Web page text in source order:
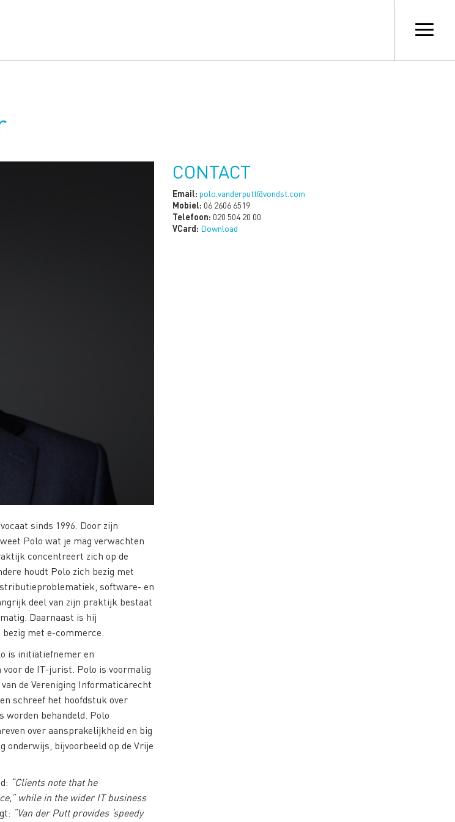
sinds 1996. Door zijn
Polo wat je mag verwachten
concentreert zich op de
houdt Polo zich bezig met
software- en
deel van zijn praktijk bestaat
Daarnaast is hij
met e-commerce.
is initiatiefnemer en
de IT-jurist. Polo is voormalig
de Vereniging Informaticarecht
schreef het hoofdstuk over
worden behandeld. Polo
over aansprakelijkheid en big
onderwijs, bijvoorbeeld op de Vrije
“Clients note that he
while in the wider IT business
“Van der Putt provides ‘speedy
CONTACT
Email: polo.vanderputt@vondst.com
Mobiel: 06 2606 6519
Telefoon: 020 504 20 00
VCard: Download